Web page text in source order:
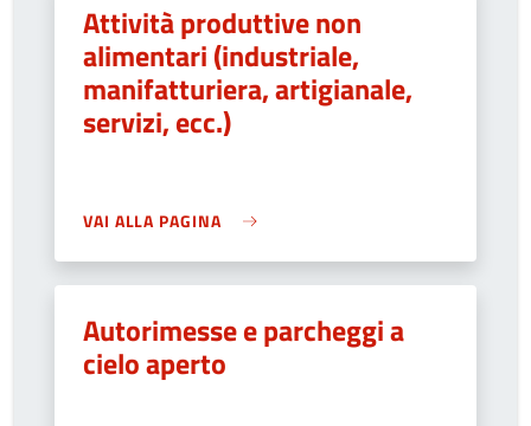
Attività produttive non
alimentari (industriale,
manifatturiera, artigianale,
servizi, ecc.)
VAI ALLA PAGINA
Autorimesse e parcheggi a
cielo aperto